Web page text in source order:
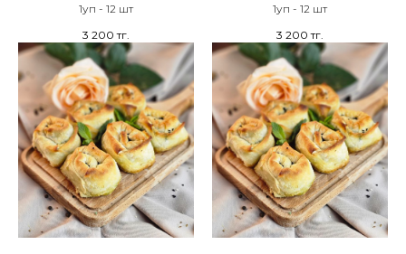
1уп - 12 шт
3 200 тг.
1уп - 12 шт
3 200 тг.